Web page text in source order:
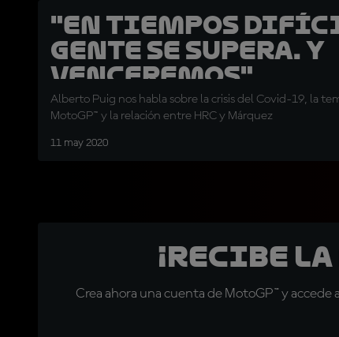
"En tiempos
gente se supera. Y
venceremos"
Alberto Puig nos habla sobre la crisis del Covid-19, la
MotoGP™ y la relación entre HRC y Márquez
11 may 2020
¡Recibe
Crea ahora una cuenta de MotoGP™ y